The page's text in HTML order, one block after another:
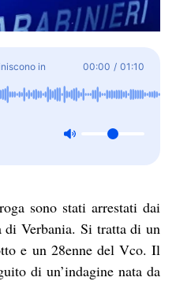
in
00:00 / 01:10
sono stati arrestati dai
di Verbania. Si tratta di un
e un 28enne del Vco. Il
di un’indagine nata da